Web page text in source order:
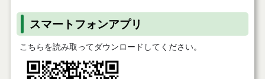
スマートフォンアプリ
こちらを読み取ってダウンロードしてください。